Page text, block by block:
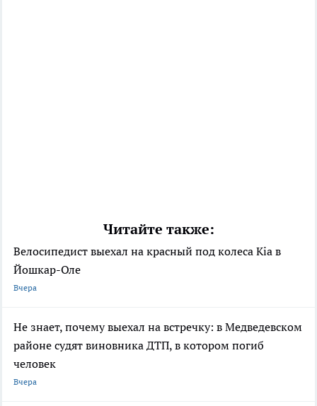
Читайте также:
Велосипедист выехал на красный под колеса Kia в
Йошкар-Оле
Вчера
Не знает, почему выехал на встречку: в Медведевском
районе судят виновника ДТП, в котором погиб
человек
Вчера